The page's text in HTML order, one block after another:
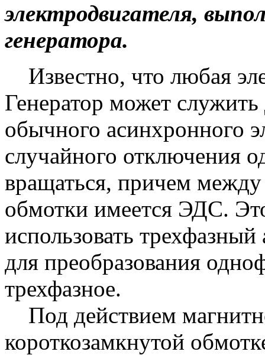
электродвигателя,
генератора.
Известно, что любая
Генератор может
обычного асинхронного
случайного отключения
вращаться, причем
обмотки имеется ЭДС.
использовать
для преобразования
трехфазное.
Под действием
короткозамкнутой